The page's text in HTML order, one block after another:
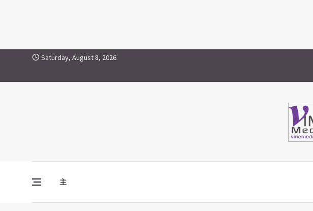
Skip to content
Ms. Linda Lau 劉女士 社福界
Saturday, August 8, 2026
主
Vine Media
葡萄樹傳媒